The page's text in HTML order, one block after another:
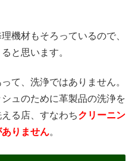
機材もそろっているので、
と思います。
て、洗浄ではありません。
ュのために革製品の洗浄を
る店、すなわちクリーニン
りません。